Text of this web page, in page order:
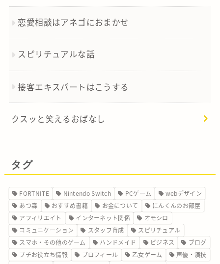
恋愛相談はアネゴにおまかせ
スピリチュアルな話
接客エキスパートはこうする
クスッと笑えるおぱなし
タグ
FORTNITE Nintendo Switch PCゲーム
webデザイン
あつ森
おすすめ書籍 お金について
にんくんのお部屋
アフィリエイト
インターネット関係
オモシロ
コミュニケーション
スタッフ育成
スピリチュアル
スマホ・その他のゲーム
ハンドメイド ビジネス
ブログ
プチお役立ち情報
プロフィール 乙女ゲーム
声優・演技